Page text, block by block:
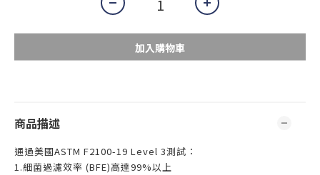
加入購物車
商品描述
通過美國ASTM F2100-19 Level 3測試：
1.細菌過濾效率 (BFE)高達99%以上